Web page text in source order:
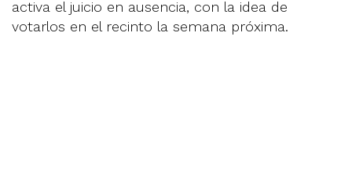
activa el juicio en ausencia, con la idea de
votarlos en el recinto la semana próxima.